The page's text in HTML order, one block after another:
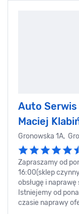
Auto Serwis
Maciej
Gronowska 1A,
Zapraszamy od
16:00(sklep
obsługę i
Istniejemy od
czasie naprawy